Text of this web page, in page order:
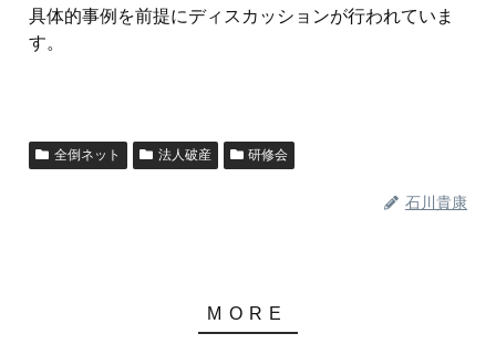
具体的事例を前提にディスカッションが行われていま
す。
全倒ネット 法人破産 研修会
石川貴康